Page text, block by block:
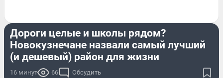
Дороги целые и школы рядом?
Новокузнечане назвали самый лучший
(и дешевый) район для жизни
16 минут 66 Обсудить